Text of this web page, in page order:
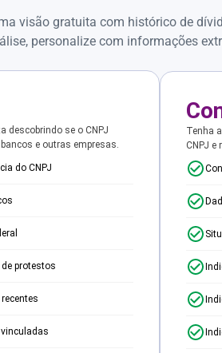
visão gratuita com histórico de
personalize com informações
descobrindo se o CNPJ
e outras empresas.
do CNPJ
protestos
Tenha
CNPJ e